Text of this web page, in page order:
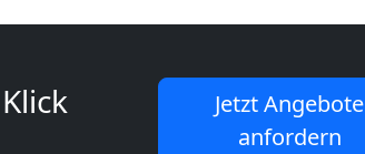
Jetzt Angebote
anfordern